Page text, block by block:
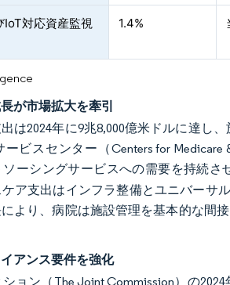
IoT対応資産監視
1.4%
が市場拡大を牽引
は2024年に9兆8,000億米ドルに達し
ビスセンター（Centers for
ソーシングサービスへの需要を持続さ
ア支出はインフラ整備とユニバーサ
より、病院は施設管理を基本的な間
アンス要件を強化
ョン（The Joint Commission）の